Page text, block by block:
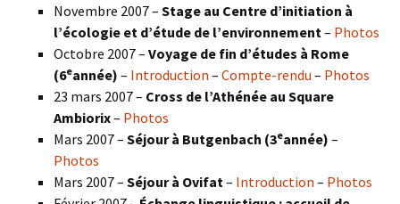
Novembre 2007 – Stage au Centre d’initiation à
l’écologie et d’étude de l’environnement– Photos
Octobre 2007 – Voyage de fin d’études à Rome
(6eannée) – Introduction – Compte-rendu – Photos
23 mars 2007 – Cross de l’Athénée au Square
Ambiorix– Photos
Mars 2007 – Séjour à Butgenbach (3eannée) –
Photos
Mars 2007 – Séjour à Ovifat– Introduction – Photos